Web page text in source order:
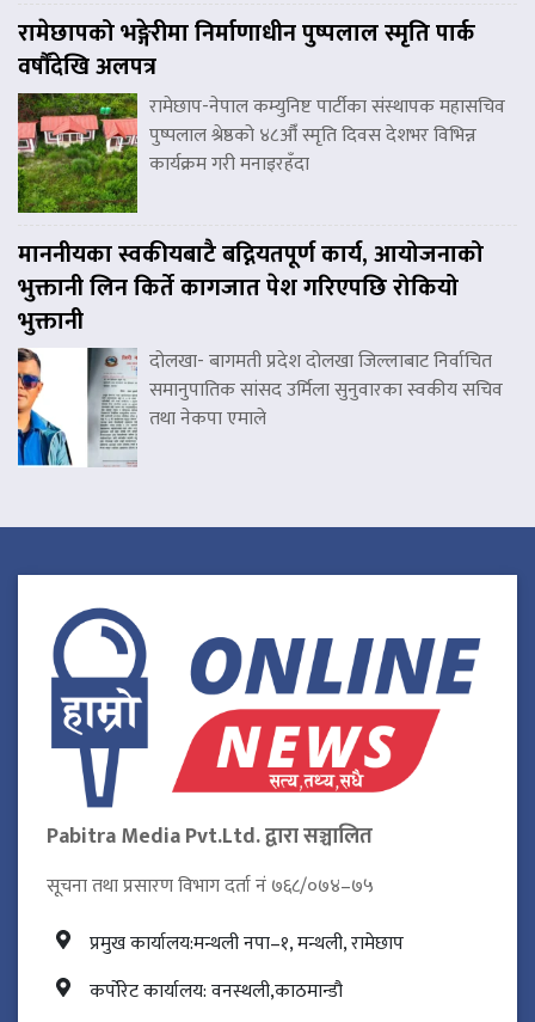
रामेछापको भङ्गेरीमा निर्माणाधीन पुष्पलाल स्मृति पार्क
वर्षौंदेखि अलपत्र
रामेछाप-नेपाल कम्युनिष्ट पार्टीका संस्थापक महासचिव
पुष्पलाल श्रेष्ठको ४८औँ स्मृति दिवस देशभर विभिन्न
कार्यक्रम गरी मनाइरहँदा
माननीयका स्वकीयबाटै बद्नियतपूर्ण कार्य, आयोजनाको
भुक्तानी लिन किर्ते कागजात पेश गरिएपछि रोकियो
भुक्तानी
दोलखा- बागमती प्रदेश दोलखा जिल्लाबाट निर्वाचित
समानुपातिक सांसद उर्मिला सुनुवारका स्वकीय सचिव
तथा नेकपा एमाले
Pabitra Media Pvt.Ltd. द्वारा सञ्चालित
सूचना तथा प्रसारण विभाग दर्ता नं ७६८/०७४–७५
प्रमुख कार्यालय:मन्थली नपा–१, मन्थली, रामेछाप
कर्पोरेट कार्यालय: वनस्थली,काठमान्डौ